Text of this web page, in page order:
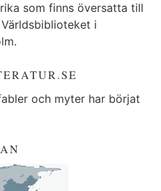
som finns översatta till
i
och myter har börjat